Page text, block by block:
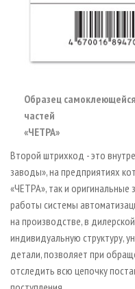
Образец
частей
«ЧЕТРА»
Второй штрихкод - это
заводы», на предприятиях
«ЧЕТРА», так и оригинальные
работы системы
на производстве, в
индивидуальную структуру,
детали, позволяет при
отследить всю цепочку